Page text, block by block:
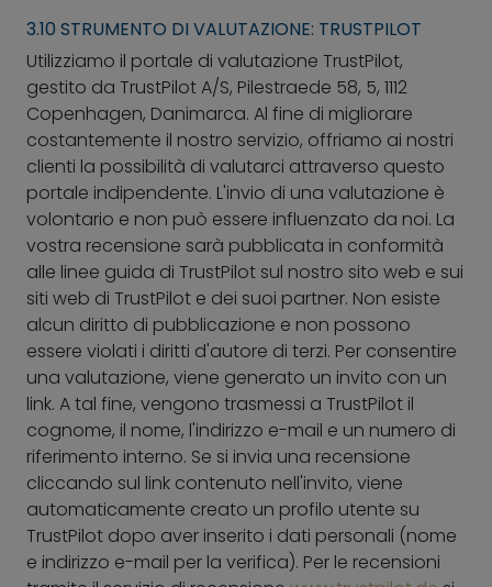
3.10 STRUMENTO DI VALUTAZIONE: TRUSTPILOT
Utilizziamo il portale di valutazione TrustPilot,
gestito da TrustPilot A/S, Pilestraede 58, 5, 1112
Copenhagen, Danimarca. Al fine di migliorare
costantemente il nostro servizio, offriamo ai nostri
clienti la possibilità di valutarci attraverso questo
portale indipendente. L'invio di una valutazione è
volontario e non può essere influenzato da noi. La
vostra recensione sarà pubblicata in conformità
alle linee guida di TrustPilot sul nostro sito web e sui
siti web di TrustPilot e dei suoi partner. Non esiste
alcun diritto di pubblicazione e non possono
essere violati i diritti d'autore di terzi. Per consentire
una valutazione, viene generato un invito con un
link. A tal fine, vengono trasmessi a TrustPilot il
cognome, il nome, l'indirizzo e-mail e un numero di
riferimento interno. Se si invia una recensione
cliccando sul link contenuto nell'invito, viene
automaticamente creato un profilo utente su
TrustPilot dopo aver inserito i dati personali (nome
e indirizzo e-mail per la verifica). Per le recensioni